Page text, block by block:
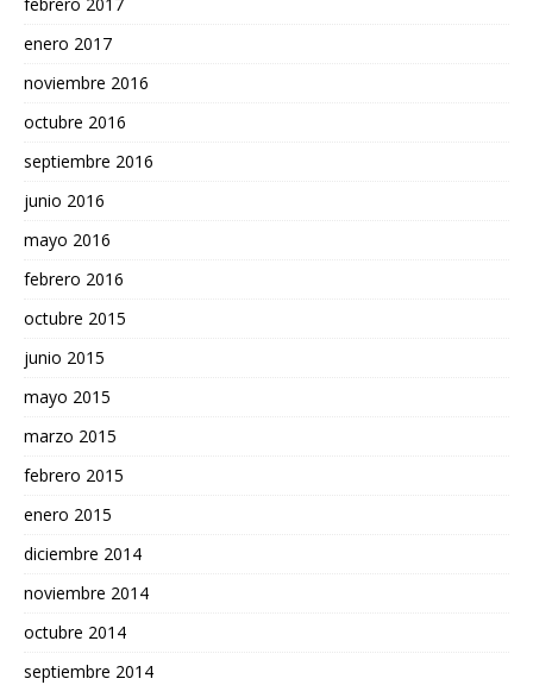
enero 2017
noviembre 2016
octubre 2016
septiembre 2016
junio 2016
mayo 2016
febrero 2016
octubre 2015
junio 2015
mayo 2015
marzo 2015
febrero 2015
enero 2015
diciembre 2014
noviembre 2014
octubre 2014
septiembre 2014